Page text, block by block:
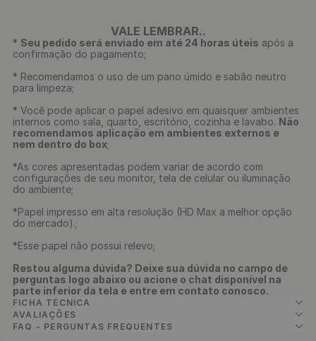
VALE LEMBRAR..
* Seu pedido será enviado em até 24 horas úteis após a
confirmação do pagamento;
* Recomendamos o uso de um pano úmido e sabão neutro
para limpeza;
* Você pode aplicar o papel adesivo em quaisquer ambientes
internos como sala, quarto, escritório, cozinha e lavabo. Não
recomendamos aplicação em ambientes externos e
nem dentro do box;
*As cores apresentadas podem variar de acordo com
configurações de seu monitor, tela de celular ou iluminação
do ambiente;
*Papel impresso em alta resolução (HD Max a melhor opção
do mercado).;
*Esse papel não possui relevo;
Restou alguma dúvida? Deixe sua dúvida no campo de
perguntas logo abaixo ou acione o chat disponível na
parte inferior da tela e entre em contato conosco.
FICHA TÉCNICA
AVALIAÇÕES
FAQ - PERGUNTAS FREQUENTES